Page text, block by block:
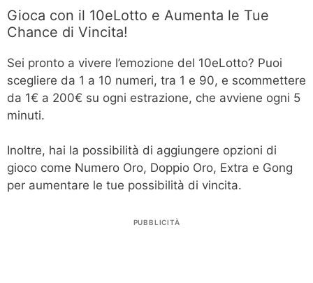
Gioca con il 10eLotto e Aumenta le Tue
Chance di Vincita!
Sei pronto a vivere l’emozione del 10eLotto? Puoi
scegliere da 1 a 10 numeri, tra 1 e 90, e scommettere
da 1€ a 200€ su ogni estrazione, che avviene ogni 5
minuti.
Inoltre, hai la possibilità di aggiungere opzioni di
gioco come Numero Oro, Doppio Oro, Extra e Gong
per aumentare le tue possibilità di vincita.
PUBBLICITÀ